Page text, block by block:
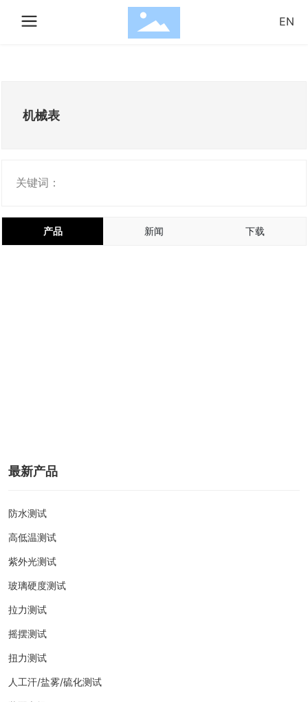
EN
搜索
机械表
关键词：
产品 新闻 下载
最新产品
防水测试
高低温测试
紫外光测试
玻璃硬度测试
拉力测试
摇摆测试
扭力测试
人工汗/盐雾/硫化测试